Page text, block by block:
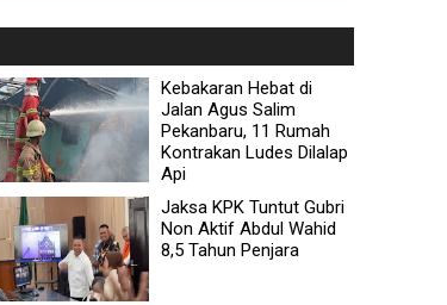
Kebakaran Hebat di
Jalan Agus Salim
Pekanbaru, 11 Rumah
Kontrakan Ludes Dilalap
Api
Jaksa KPK Tuntut Gubri
Non Aktif Abdul Wahid
8,5 Tahun Penjara